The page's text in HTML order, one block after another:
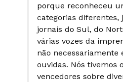
porque reconheceu
categorias diferentes,
jornais do Sul, do
várias vozes da
não necessariamente
ouvidas. Nós tivemos
vencedores sobre